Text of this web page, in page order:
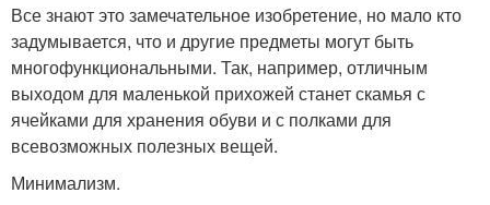
Все знают это замечательное изобретение, но мало кто
задумывается, что и другие предметы могут быть
многофункциональными. Так, например, отличным
выходом для маленькой прихожей станет скамья с
ячейками для хранения обуви и с полками для
всевозможных полезных вещей.
Минимализм.